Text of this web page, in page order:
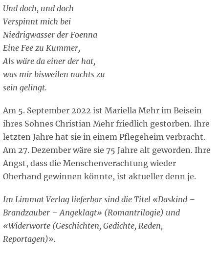
Und doch, und doch
Verspinnt mich bei
Niedrigwasser der Foenna
Eine Fee zu Kummer,
Als wäre da einer der hat,
was mir bisweilen nachts zu
sein gelingt.
Am 5. September 2022 ist Mariella Mehr im Beisein
ihres Sohnes Christian Mehr friedlich gestorben. Ihre
letzten Jahre hat sie in einem Pflegeheim verbracht.
Am 27. Dezember wäre sie 75 Jahre alt geworden. Ihre
Angst, dass die Menschenverachtung wieder
Oberhand gewinnen könnte, ist aktueller denn je.
Im Limmat Verlag lieferbar sind die Titel «Daskind –
Brandzauber – Angeklagt» (Romantrilogie) und
«Widerworte (Geschichten, Gedichte, Reden,
Reportagen)».